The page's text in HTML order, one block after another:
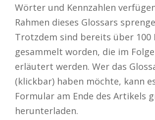
Wörter und Kennzahlen
Rahmen dieses Glossars
Trotzdem sind bereits über 100
gesammelt worden, die im
erläutert werden. Wer das
(klickbar) haben möchte, kann
Formular am Ende des Artikels
herunterladen.